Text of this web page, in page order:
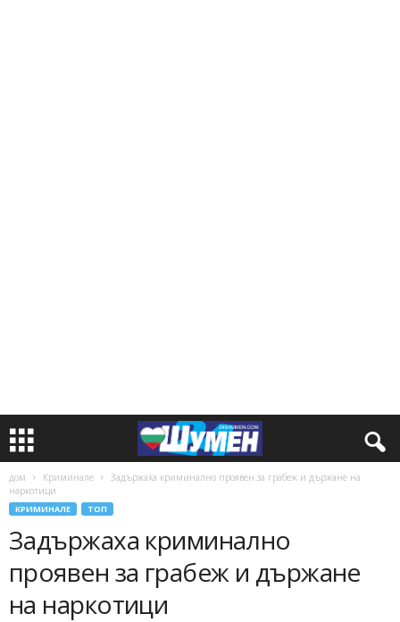
дом Криминале
Задържаха криминално проявен за грабеж и държане на
наркотици
КРИМИНАЛЕ ТОП
Задържаха криминално
проявен за грабеж и държане
на наркотици